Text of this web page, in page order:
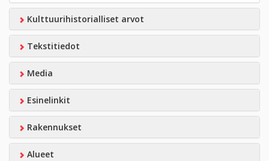
Kulttuurihistorialliset arvot
Tekstitiedot
Media
Esinelinkit
Rakennukset
Alueet